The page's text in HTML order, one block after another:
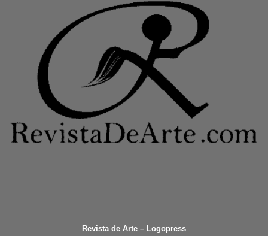
Revista de Arte – Logopress